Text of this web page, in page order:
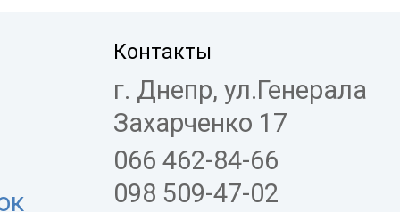
Контакты
г. Днепр, ул.Генерала
Захарченко 17
066 462-84-66
098 509-47-02